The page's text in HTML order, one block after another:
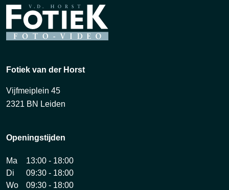
Fotiek van der Horst
Vijfmeiplein 45
2321 BN Leiden
Openingstijden
Ma
13:00 - 18:00
Di
09:30 - 18:00
Wo
09:30 - 18:00